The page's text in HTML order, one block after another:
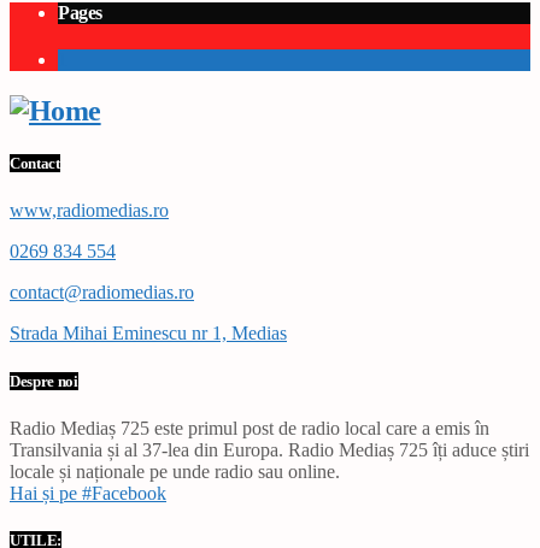
Pages
Contact
www,radiomedias.ro
0269 834 554
contact@radiomedias.ro
Strada Mihai Eminescu nr 1, Medias
Despre noi
Radio Mediaș 725 este primul post de radio local care a emis în
Transilvania și al 37-lea din Europa. Radio Mediaș 725 îți aduce știri
locale și naționale pe unde radio sau online.
Hai și pe #Facebook
UTILE: